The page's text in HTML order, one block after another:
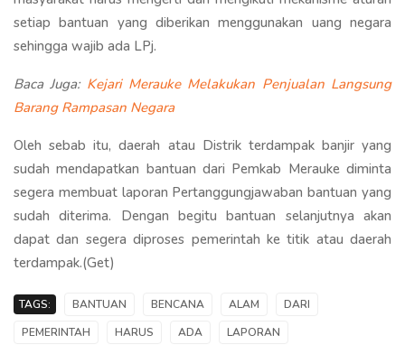
setiap bantuan yang diberikan menggunakan uang negara
sehingga wajib ada LPj.
Baca Juga: Kejari Merauke Melakukan Penjualan Langsung
Barang Rampasan Negara
Oleh sebab itu, daerah atau Distrik terdampak banjir yang
sudah mendapatkan bantuan dari Pemkab Merauke diminta
segera membuat laporan Pertanggungjawaban bantuan yang
sudah diterima. Dengan begitu bantuan selanjutnya akan
dapat dan segera diproses pemerintah ke titik atau daerah
terdampak.(Get)
TAGS: BANTUAN BENCANA ALAM
DARI
PEMERINTAH
HARUS ADA
LAPORAN